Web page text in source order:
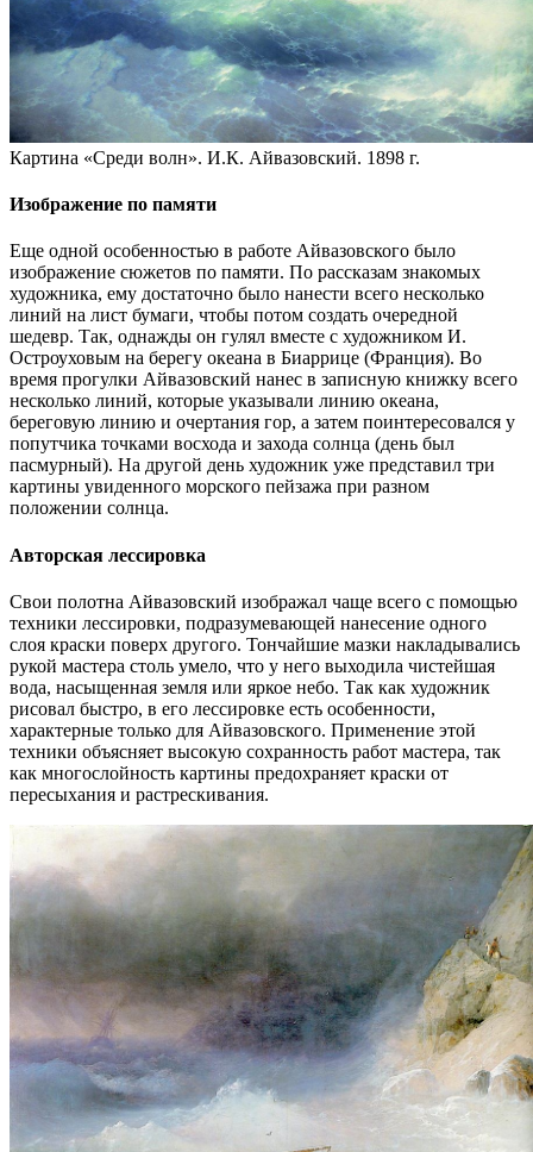
Картина «Среди волн». И.К. Айвазовский. 1898 г.
Изображение по памяти
Еще одной особенностью в работе Айвазовского было
изображение сюжетов по памяти. По рассказам знакомых
художника, ему достаточно было нанести всего несколько
линий на лист бумаги, чтобы потом создать очередной
шедевр. Так, однажды он гулял вместе с художником И.
Остроуховым на берегу океана в Биаррице (Франция). Во
время прогулки Айвазовский нанес в записную книжку всего
несколько линий, которые указывали линию океана,
береговую линию и очертания гор, а затем поинтересовался у
попутчика точками восхода и захода солнца (день был
пасмурный). На другой день художник уже представил три
картины увиденного морского пейзажа при разном
положении солнца.
Авторская лессировка
Свои полотна Айвазовский изображал чаще всего с помощью
техники лессировки, подразумевающей нанесение одного
слоя краски поверх другого. Тончайшие мазки накладывались
рукой мастера столь умело, что у него выходила чистейшая
вода, насыщенная земля или яркое небо. Так как художник
рисовал быстро, в его лессировке есть особенности,
характерные только для Айвазовского. Применение этой
техники объясняет высокую сохранность работ мастера, так
как многослойность картины предохраняет краски от
пересыхания и растрескивания.